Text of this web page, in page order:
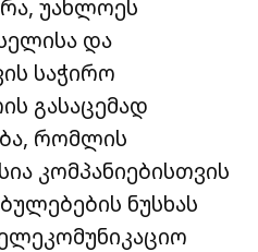
უახლოეს
და
საჭირო
გასაცემად
რომლის
კომპანიებისთვის
ნუსხას